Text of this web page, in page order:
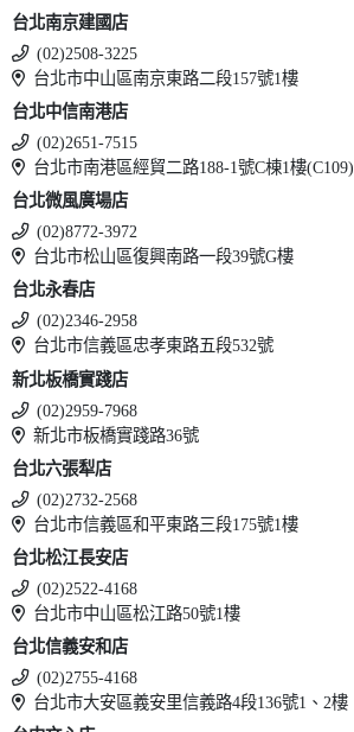
台北南京建國店
(02)2508-3225
台北市中山區南京東路二段157號1樓
台北中信南港店
(02)2651-7515
台北市南港區經貿二路188-1號C棟1樓(C109)
台北微風廣場店
(02)8772-3972
台北市松山區復興南路一段39號G樓
台北永春店
(02)2346-2958
台北市信義區忠孝東路五段532號
新北板橋實踐店
(02)2959-7968
新北市板橋實踐路36號
台北六張犁店
(02)2732-2568
台北市信義區和平東路三段175號1樓
台北松江長安店
(02)2522-4168
台北市中山區松江路50號1樓
台北信義安和店
(02)2755-4168
台北市大安區義安里信義路4段136號1、2樓